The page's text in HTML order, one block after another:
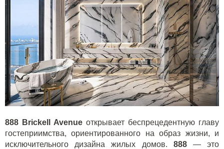
888 Brickell Avenue открывает беспрецедентную главу
гостеприимства, ориентированного на образ жизни, и
исключительного дизайна жилых домов. 888— это